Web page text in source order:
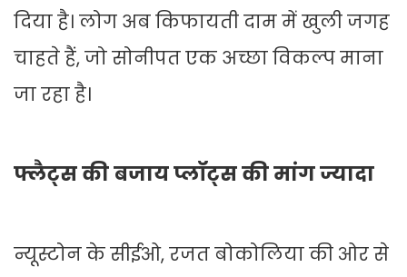
दिया है। लोग अब किफायती दाम में खुली जगह
चाहते हैं, जो सोनीपत एक अच्छा विकल्प माना
जा रहा है।
फ्लैट्स की बजाय प्लॉट्स की मांग ज्यादा
न्यूस्टोन के सीईओ, रजत बोकोलिया की ओर से